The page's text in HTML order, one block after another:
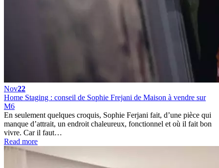
Nov22
Home Staging : conseil de Sophie Frejani de Maison à vendre sur
M6
En seulement quelques croquis, Sophie Ferjani fait, d’une pièce qui
manque d’attrait, un endroit chaleureux, fonctionnel et où il fait bon
vivre. Car il faut…
Read more